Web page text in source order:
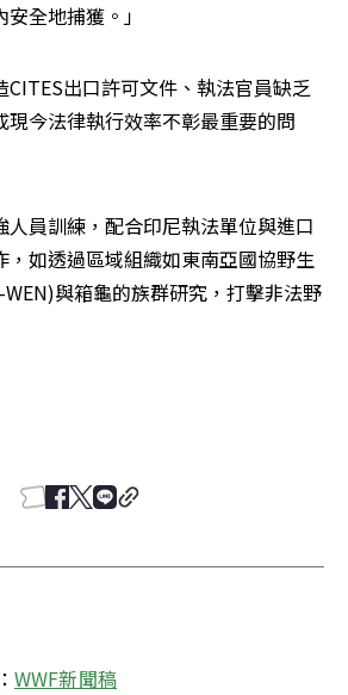
全地捕獲。」
出口許可文件、執法官員缺乏
現今法律執行效率不彰最重要的問
員訓練，配合印尼執法單位與進口
，如透過區域組織如東南亞國協野生
WEN)與箱龜的族群研究，打擊非法野
WWF新聞稿